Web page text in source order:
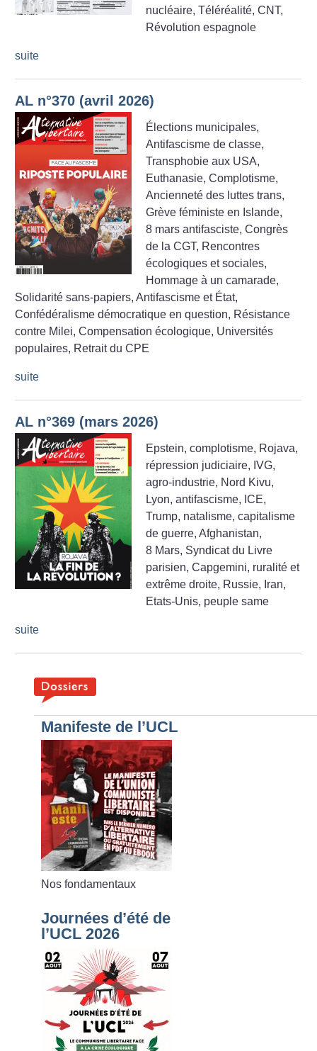
nucléaire, Téléréalité, CNT,
Révolution espagnole
suite
AL n°370 (avril 2026)
Élections municipales,
Antifascisme de classe,
Transphobie aux USA,
Euthanasie, Complotisme,
Ancienneté des luttes trans,
Grève féministe en Islande,
8 mars antifasciste, Congrès
de la CGT, Rencontres
écologiques et sociales,
Hommage à un camarade,
Solidarité sans-papiers, Antifascisme et État,
Confédéralisme démocratique en question, Résistance
contre Milei, Compensation écologique, Universités
populaires, Retrait du CPE
suite
AL n°369 (mars 2026)
Epstein, complotisme, Rojava,
répression judiciaire, IVG,
agro-industrie, Nord Kivu,
Lyon, antifascisme, ICE,
Trump, natalisme, capitalisme
de guerre, Afghanistan,
8 Mars, Syndicat du Livre
parisien, Capgemini, ruralité et
extrême droite, Russie, Iran,
Etats-Unis, peuple same
suite
Manifeste de l’UCL
Nos fondamentaux
Journées d’été de
l’UCL 2026